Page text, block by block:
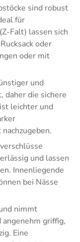
sind robust
für
Falt) lassen sich
oder
oder mit
und
daher die sichere
leichter und
und lassen
Innenliegende
bei Nässe
nimmt
angenehm griffig,
Eine